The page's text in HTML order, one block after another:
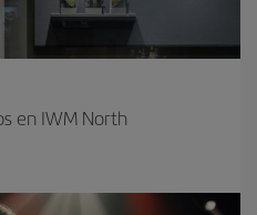
en IWM North